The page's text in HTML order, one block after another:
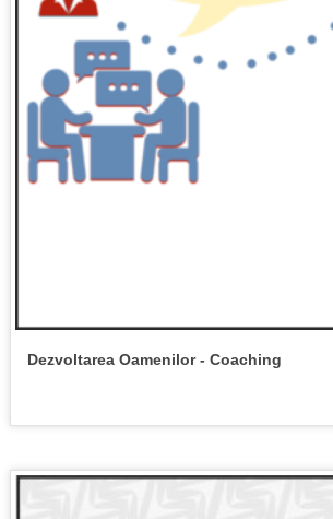
Dezvoltarea Oamenilor - Coaching